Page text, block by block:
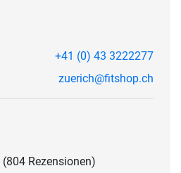
+41 (0) 43 3222277
zuerich@fitshop.ch
(804 Rezensionen)